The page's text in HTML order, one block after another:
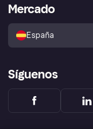
Directorio de tiendas
Política de protección al
comprador de Klarna
Reclamaciones
Acceso empresas
Mercado
España
Síguenos